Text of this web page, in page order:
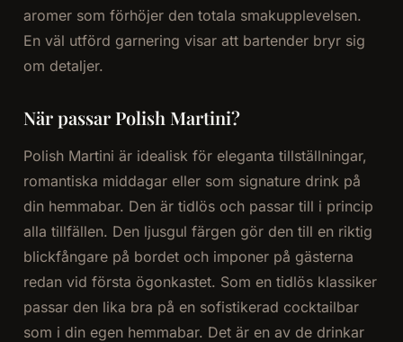
aromer som förhöjer den totala smakupplevelsen.
En väl utförd garnering visar att bartender bryr sig
om detaljer.
När passar Polish Martini?
Polish Martini är idealisk för eleganta tillställningar,
romantiska middagar eller som signature drink på
din hemmabar. Den är tidlös och passar till i princip
alla tillfällen. Den ljusgul färgen gör den till en riktig
blickfångare på bordet och imponer på gästerna
redan vid första ögonkastet. Som en tidlös klassiker
passar den lika bra på en sofistikerad cocktailbar
som i din egen hemmabar. Det är en av de drinkar